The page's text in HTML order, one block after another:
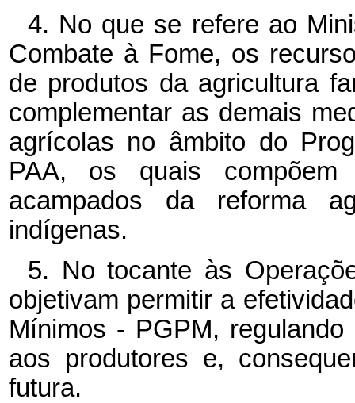
4. No que se refere ao
Combate à Fome, os
de produtos da agricultura
complementar as demais
agrícolas no âmbito do
PAA, os quais
acampados da reforma
indígenas.
5. No tocante às
objetivam permitir a
Mínimos - PGPM,
aos produtores e,
futura.